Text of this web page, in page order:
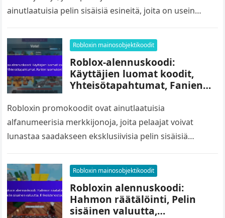
ainutlaatuisia pelin sisäisiä esineitä, joita on usein
ainutlaatuisiin vaatteisiin, asusteisiin ja…
Robloxin mainosobjektikoodit
Roblox-alennuskoodi:
Käyttäjien luomat koodit,
Yhteisötapahtumat, Fanien
Robloxin promokoodit ovat ainutlaatuisia
alfanumeerisia merkkijonoja, joita pelaajat voivat
lunastaa saadakseen eksklusiivisia pelin sisäisiä
koodeja julkaistaan usein yhteisötapahtumien tai
kumppanuuksien aikana,…
Robloxin mainosobjektikoodit
Robloxin alennuskoodi:
Hahmon räätälöinti, Pelin
sisäinen valuutta,